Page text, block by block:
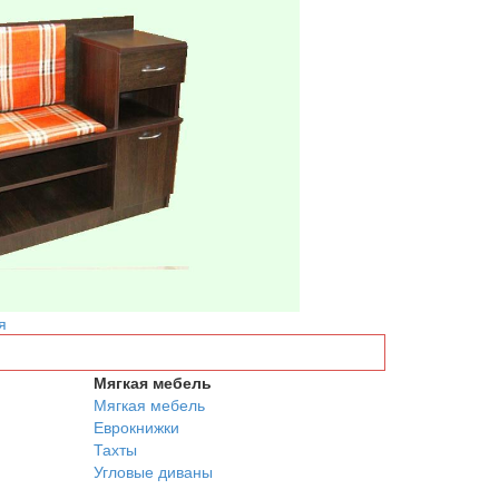
Мягкая мебель
Мягкая мебель
Еврокнижки
Тахты
Угловые диваны